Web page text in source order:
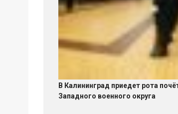
В Калининград приедет рота
Западного военного округа